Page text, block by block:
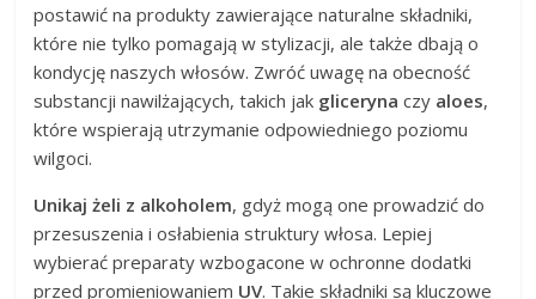
postawić na produkty zawierające naturalne składniki,
które nie tylko pomagają w stylizacji, ale także dbają o
kondycję naszych włosów. Zwróć uwagę na obecność
substancji nawilżających, takich jak gliceryna czy aloes,
które wspierają utrzymanie odpowiedniego poziomu
wilgoci.
Unikaj żeli z alkoholem, gdyż mogą one prowadzić do
przesuszenia i osłabienia struktury włosa. Lepiej
wybierać preparaty wzbogacone w ochronne dodatki
przed promieniowaniem UV. Takie składniki są kluczowe